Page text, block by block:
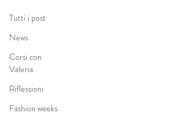
Tutti i post
News
Corsi con
Valeria
Riflessioni
Fashion weeks